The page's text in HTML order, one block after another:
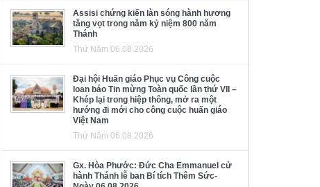
Assisi chứng kiến làn sóng hành hương
tăng vọt trong năm kỷ niệm 800 năm
Thánh
Thứ Năm 06.08.2026
Đại hội Huấn giáo Phục vụ Công cuộc
loan báo Tin mừng Toàn quốc lần thứ VII –
Khép lại trong hiệp thông, mở ra một
hướng đi mới cho công cuộc huấn giáo
Việt Nam
Thứ Năm 06.08.2026
Gx. Hòa Phước: Đức Cha Emmanuel cử
hành Thánh lễ ban Bí tích Thêm Sức-